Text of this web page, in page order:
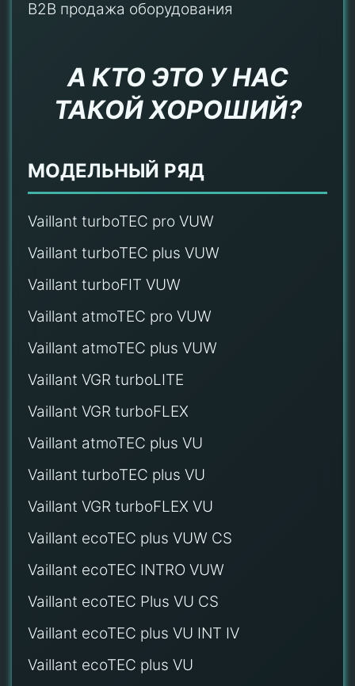
B2B продажа оборудования
А КТО ЭТО У НАС
ТАКОЙ ХОРОШИЙ?
МОДЕЛЬНЫЙ РЯД
Vaillant turboTEC pro VUW
Vaillant turboTEC plus VUW
Vaillant turboFIT VUW
Vaillant atmoTEC pro VUW
Vaillant atmoTEC plus VUW
Vaillant VGR turboLITE
Vaillant VGR turboFLEX
Vaillant atmoTEC plus VU
Vaillant turboTEC plus VU
Vaillant VGR turboFLEX VU
Vaillant ecoTEC plus VUW CS
Vaillant ecoTEC INTRO VUW
Vaillant ecoTEC Plus VU CS
Vaillant ecoTEC plus VU INT IV
Vaillant ecoTEC plus VU